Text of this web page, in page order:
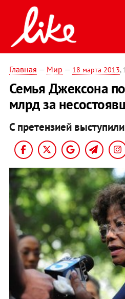
Главная — Мир — 18 марта 2013,
Семья Джексона
млрд за
С претензией